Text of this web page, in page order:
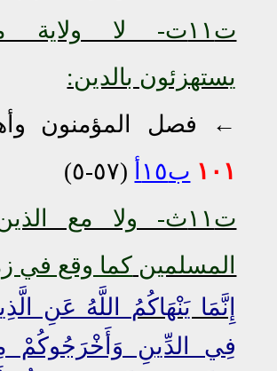
ت١١ت- لا ولاية
يستهزئون بالدين:
← فصل المؤمنون
١٠١ ب١٥أ
(٥٧-٥)
ت١١ث- ولا مع
المسلمين كما وقع في
إِنَّمَا يَنْهَاكُمُ اللَّهُ عَنِ
فِي الدِّينِ وَأَخْرَجُوكُمْ